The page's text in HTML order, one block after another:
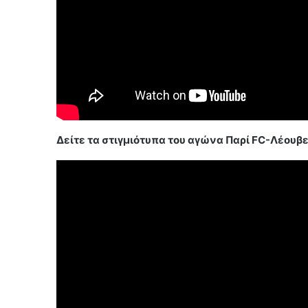
Δείτε τα στιγμιότυπα του αγώνα Παρί FC-